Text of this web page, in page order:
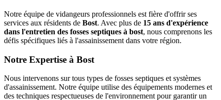
Notre équipe de vidangeurs professionnels est fière d'offrir ses
services aux résidents de Bost. Avec plus de 15 ans d'expérience
dans l'entretien des fosses septiques à bost, nous comprenons les
défis spécifiques liés à l'assainissement dans votre région.
Notre Expertise à Bost
Nous intervenons sur tous types de fosses septiques et systèmes
d'assainissement. Notre équipe utilise des équipements modernes et
des techniques respectueuses de l'environnement pour garantir un